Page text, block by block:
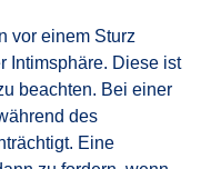
vor einem Sturz
Intimsphäre. Diese ist
beachten. Bei einer
des
Eine